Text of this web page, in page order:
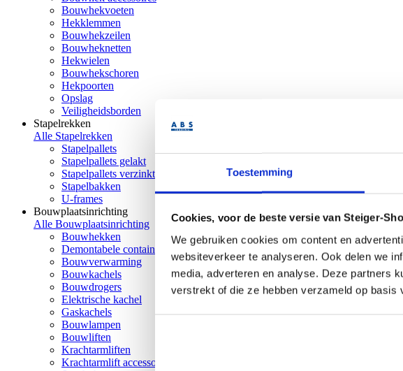
Toestemming
Cookies, voor de beste versie van Steiger-
We gebruiken cookies om content en
websiteverkeer te analyseren. Ook delen we
media, adverteren en analyse. Deze partners
verstrekt of die ze hebben verzameld op basis
Bouwhekvoeten
Hekklemmen
Bouwhekzeilen
Bouwheknetten
Hekwielen
Bouwhekschoren
Hekpoorten
Opslag
Veiligheidsborden
Stapelrekken
Alle Stapelrekken
Stapelpallets
Stapelpallets gelakt
Stapelpallets verzinkt
Stapelbakken
U-frames
Bouwplaatsinrichting
Alle Bouwplaatsinrichting
Bouwhekken
Demontabele containers
Bouwverwarming
Bouwkachels
Bouwdrogers
Elektrische kachel
Gaskachels
Bouwlampen
Bouwliften
Krachtarmliften
Krachtarmlift accessoires